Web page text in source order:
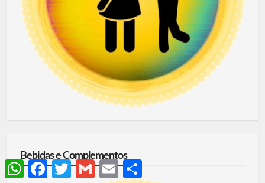
Bebidas e Complementos
WhatsAppFacebookTwitterGmail Email